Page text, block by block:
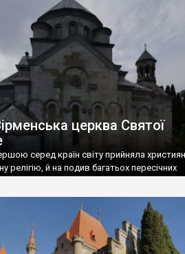
«повстяками» (postaki)…” “Вино. Крим
вино і його вдосталь: воно все
дуже […]
церква Святої
серед країн світу прийняла
релігію, й на подив багатьох пересічних